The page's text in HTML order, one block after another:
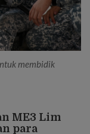
membidik
ME3 Lim
para